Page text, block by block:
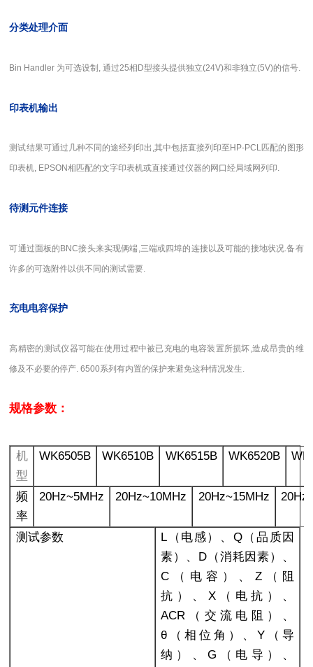
分类处理介面
Bin Handler 为可选设制, 通过25相D型接头提供独立(24V)和非独立(5V)的信号.
印表机输出
测试结果可通过几种不同的途经列印出,其中包括直接列印至HP-PCL匹配的图形
印表机, EPSON相匹配的文字印表机或直接通过仪器的网口经局域网列印.
待测元件连接
可通过面板的BNC接头来实现俩端,三端或四埠的连接以及可能的接地状况.备有
许多的可选附件以供不同的测试需要.
充电电容保护
高精密的测试仪器可能在使用过程中被已充电的电容装置所损坏,造成昂贵的维
修及不必要的停产. 6500系列有内置的保护来避免这种情况发生.
规格参数：
机
型
WK6505B WK6510B WK6515B WK6520B
频
率
20Hz~5MHz 20Hz~10MHz 20Hz~15MHz
测试参数 L （电感）、Q（品质因
素）、D（消耗因素）、
C（电容）、Z（阻
抗）、X（电抗）、
ACR（交流电阻）、
θ（相位角）、Y（导
纳）、G（电导）、